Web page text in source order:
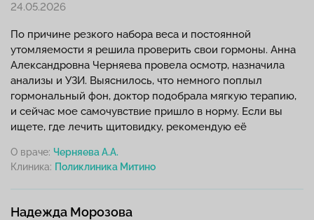
24.05.2026
По причине резкого набора веса и постоянной
утомляемости я решила проверить свои гормоны. Анна
Александровна Черняева провела осмотр, назначила
анализы и УЗИ. Выяснилось, что немного поплыл
гормональный фон, доктор подобрала мягкую терапию,
и сейчас мое самочувствие пришло в норму. Если вы
ищете, где лечить щитовидку, рекомендую её
О враче: Черняева А.А.
Клиника:
Надежда Морозова